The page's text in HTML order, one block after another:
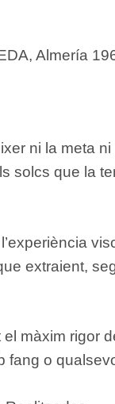
Almería
ni la meta
solcs que la
extraient,
màxim rigor
fang o